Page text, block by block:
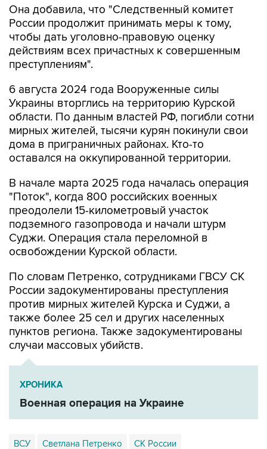
Она добавила, что "Cледственный комитет
России продолжит принимать меры к тому,
чтобы дать уголовно-правовую оценку
действиям всех причастных к совершенным
преступлениям".
6 августа 2024 года Вооруженные силы
Украины вторглись на территорию Курской
области. По данным властей РФ, погибли сотни
мирных жителей, тысячи курян покинули свои
дома в приграничных районах. Кто-то
оставался на оккупированной территории.
В начале марта 2025 года началась операция
"Поток", когда 800 российских военных
преодолели 15-километровый участок
подземного газопровода и начали штурм
Суджи. Операция стала переломной в
освобождении Курской области.
По словам Петренко, сотрудниками ГВСУ СК
России задокументированы преступления
против мирных жителей Курска и Суджи, а
также более 25 сел и других населенных
пунктов региона. Также задокументированы
случаи массовых убийств.
ХРОНИКА
Военная операция на Украине
ВСУ Светлана Петренко СК России